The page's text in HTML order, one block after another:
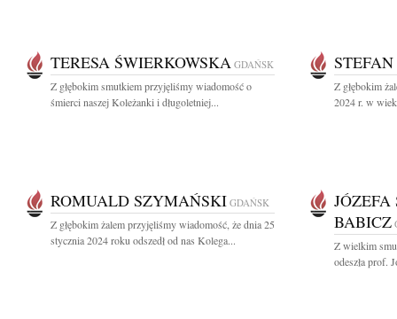
TERESA ŚWIERKOWSKA GDAŃSK
Z głębokim smutkiem przyjęliśmy wiadomość o
śmierci naszej Koleżanki i długoletniej...
Z głębokim
2024 r. w
ROMUALD SZYMAŃSKI GDAŃSK
Z głębokim żalem przyjęliśmy wiadomość, że dnia 25
stycznia 2024 roku odszedł od nas Kolega...
BABICZ
Z wielkim
odeszła prof.